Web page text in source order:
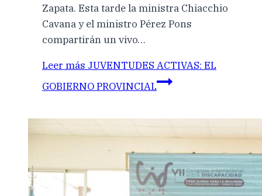
Zapata. Esta tarde la ministra Chiacchio
Cavana y el ministro Pérez Pons
compartirán un vivo…
Leer más JUVENTUDES ACTIVAS: EL
GOBIERNO PROVINCIAL